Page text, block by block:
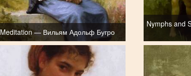
Meditation — Вильям Адольф Бугро
Nymphs and